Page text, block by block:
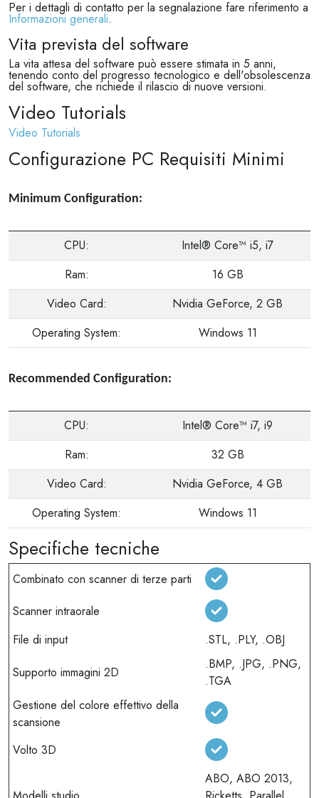
Per i dettagli di contatto per la segnalazione fare riferimento a
Informazioni generali.
Vita prevista del software
La vita attesa del software può essere stimata in 5 anni,
tenendo conto del progresso tecnologico e dell'obsolescenza
del software, che richiede il rilascio di nuove versioni.
Video Tutorials
Video Tutorials
Configurazione PC Requisiti Minimi
Minimum Configuration:
CPU:
Intel® Core™ i5, i7
Ram:
16 GB
Video Card:
Nvidia GeForce, 2 GB
Operating System:
Windows 11
Recommended Configuration:
CPU:
Intel® Core™ i7, i9
Ram:
32 GB
Video Card:
Nvidia GeForce, 4 GB
Operating System:
Windows 11
Specifiche tecniche
Combinato con scanner di terze parti
Scanner intraorale
File di input
.STL, .PLY, .OBJ
Supporto immagini 2D
.BMP, .JPG, .PNG,
.TGA
Gestione del colore effettivo della
scansione
Volto 3D
ABO, ABO 2013,